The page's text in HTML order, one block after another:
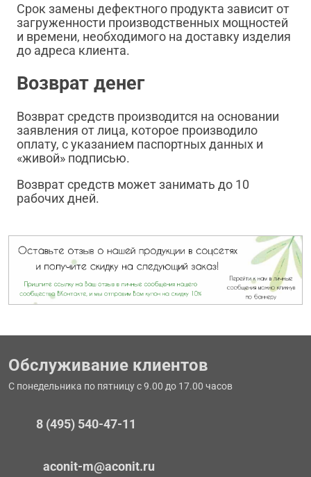
Срок замены дефектного продукта зависит от
загруженности производственных мощностей
и времени, необходимого на доставку изделия
до адреса клиента.
Возврат денег
Возврат средств производится на основании
заявления от лица, которое производило
оплату, с указанием паспортных данных и
«живой» подписью.
Возврат средств может занимать до 10
рабочих дней.
Обслуживание клиентов
С понедельника по пятницу с 9.00 до 17.00 часов
8 (495) 540-47-11
aconit-m@aconit.ru